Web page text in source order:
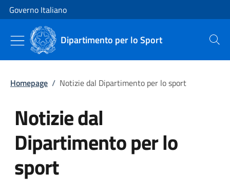
Vai al contenuto
Vai alla navigazione del sito
Governo Italiano
Dipartimento per lo Sport Cerca
Homepage / Notizie dal Dipartimento per lo sport
Notizie dal
Dipartimento per lo
sport